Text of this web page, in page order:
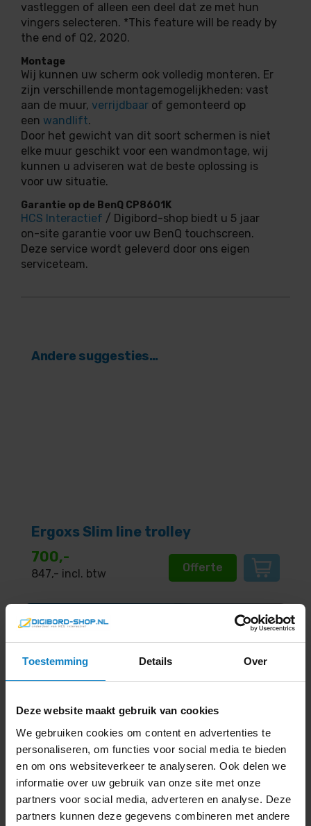
Toestemming Details Over
Deze website maakt gebruik van cookies
We gebruiken cookies om content en advertenties te
personaliseren, om functies voor social media te bieden
en om ons websiteverkeer te analyseren. Ook delen we
informatie over uw gebruik van onze site met onze
partners voor social media, adverteren en analyse. Deze
partners kunnen deze gegevens combineren met andere
vastleggen of alleen een deel dat ze met hun
vingers selecteren. *This feature will be ready by
the end of Q2, 2020.
Montage
Wij kunnen uw scherm ook volledig monteren. Er
zijn verschillende montagemogelijkheden: vast
aan de muur, verrijdbaar of gemonteerd op
een wandlift.
Door het gewicht van dit soort schermen is niet
elke muur geschikt voor een wandmontage, wij
kunnen u adviseren wat de beste oplossing is
voor uw situatie.
Garantie op de BenQ CP8601K
HCS Interactief / Digibord-shop biedt u 5 jaar
on-site garantie voor uw BenQ touchscreen.
Deze service wordt geleverd door ons eigen
serviceteam.
Andere suggesties…
Ergoxs Slim line trolley
700,-
847,- incl. btw Offerte
Uitproberen in
onze showroom?
Ontdek alle features tijdens een gratis
demo.
Maak een afspraak >